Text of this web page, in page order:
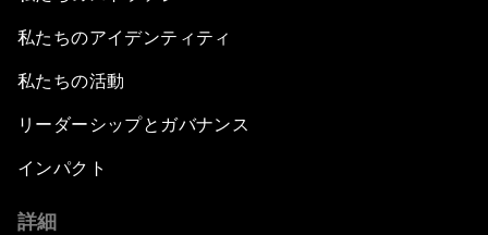
私たちのアイデンティティ
私たちの活動
リーダーシップとガバナンス
インパクト
詳細